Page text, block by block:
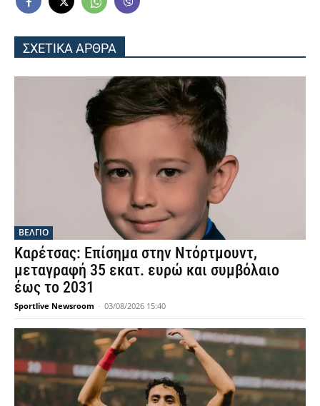
ΣΧΕΤΙΚΑ ΑΡΘΡΑ
ΒΕΛΓΙΟ
Καρέτσας: Επίσημα στην Ντόρτμουντ,
μεταγραφή 35 εκατ. ευρώ και συμβόλαιο
έως το 2031
Sportlive Newsroom - 03/08/2026 15:40